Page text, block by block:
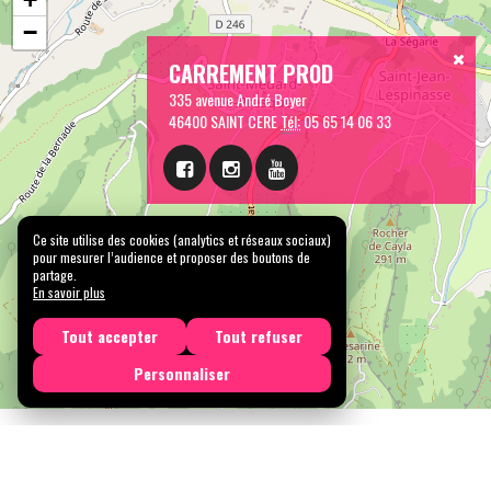
CARREMENT PROD
335 avenue André Boyer
46400 SAINT CERETél:05 65 14 06 33
−
Ce site utilise des cookies (analytics et réseaux sociaux)
pour mesurer l’audience et proposer des boutons de
partage.
En savoir plus
Tout accepter
Tout refuser
Personnaliser